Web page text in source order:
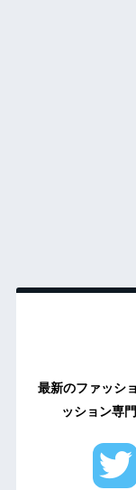
最新のファッシ
ッション専